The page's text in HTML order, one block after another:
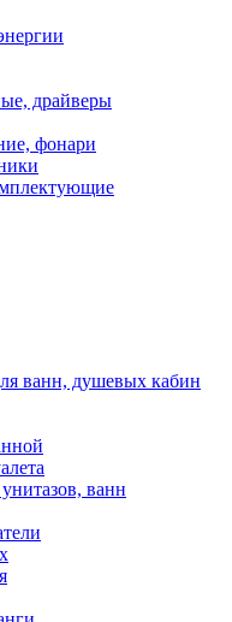
драйверы
фонари
ванн, душевых кабин
ванн